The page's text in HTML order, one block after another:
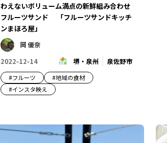
わえないボリューム満点の新鮮組み合わせ
フルーツサンド 「フルーツサンドキッチ
ンまほろ屋」
岡 優奈
2022-12-14
堺・泉州 泉佐野市
#フルーツ #地域の食材
#インスタ映え